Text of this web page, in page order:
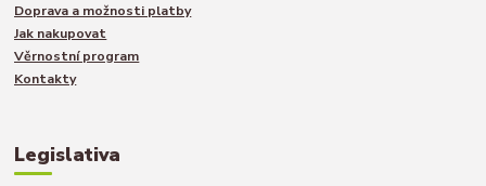
Doprava a možnosti platby
Jak nakupovat
Věrnostní program
Kontakty
Legislativa